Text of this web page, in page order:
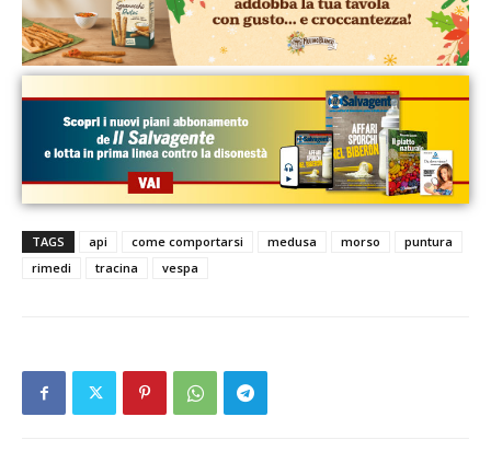
TAGS api come comportarsi medusa morso
puntura
rimedi
tracina vespa